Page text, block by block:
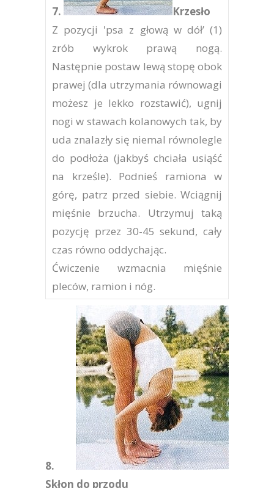
7.
Krzesło
Z pozycji 'psa z głową w dół’ (1)
zrób wykrok prawą nogą.
Następnie postaw lewą stopę obok
prawej (dla utrzymania równowagi
możesz je lekko rozstawić), ugnij
nogi w stawach kolanowych tak, by
uda znalazły się niemal równolegle
do podłoża (jakbyś chciała usiąść
na krześle). Podnieś ramiona w
górę, patrz przed siebie. Wciągnij
mięśnie brzucha. Utrzymuj taką
pozycję przez 30-45 sekund, cały
czas równo oddychając.
Ćwiczenie wzmacnia mięśnie
pleców, ramion i nóg.
8.
Skłon do przodu